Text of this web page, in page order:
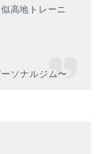
高地トレーニ
ソナルジム〜